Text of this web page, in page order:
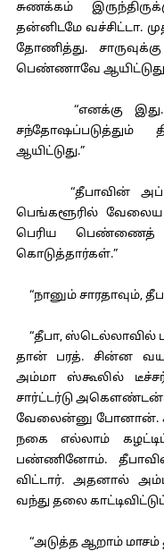
சுணக்கம்
தன்னிடமே வச்சிட்டா.
தோணித்து.
பெண்ணாவே
“எனக்கு இது...
சந்தோஷப்படுத்தும்
ஆயிட்டுது.”
“தீபாவின் அப்பா
பெங்களூரில்
பெரிய பெண்ணைத்
கொடுத்தார்கள்.”
“நானும் சாரதாவும்,
“தீபா, ஸ்டெல்லாவில்
தான் பரத். சின்ன
அம்மா ஸ்கூலில்
சார்ட்டர்டு அகௌண்டன்ட்,
வேலைன்னு போனான்.
நகை எல்லாம்
பண்ணினோம்.
விட்டார். அதனால்
வந்து தலை
“அடுத்த ஆறாம் மாசம்